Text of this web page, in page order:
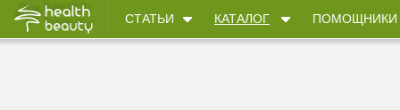
СТАТЬИ КАТАЛОГ ПОМОЩНИКИ